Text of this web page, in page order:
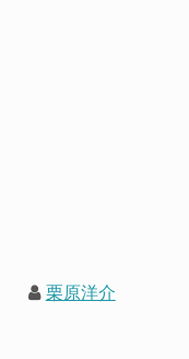
栗原洋介